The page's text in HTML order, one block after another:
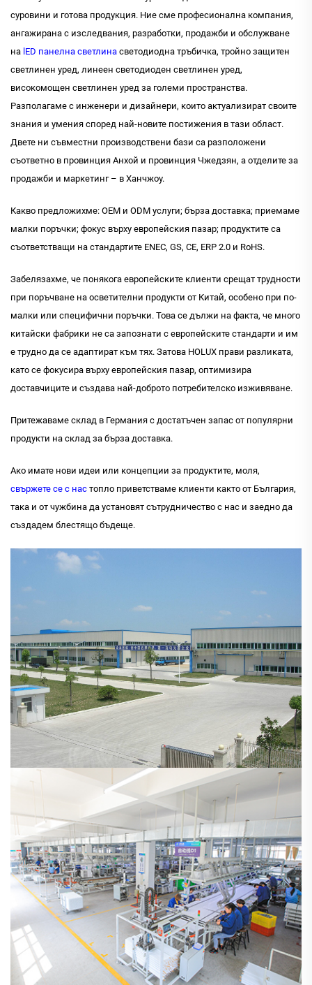
суровини и готова продукция. Ние сме професионална компания,
ангажирана с изследвания, разработки, продажби и обслужване
на lED панелна светлина светодиодна тръбичка, тройно защитен
светлинен уред, линеен светодиоден светлинен уред,
високомощен светлинен уред за големи пространства.
Разполагаме с инженери и дизайнери, които актуализират своите
знания и умения според най-новите постижения в тази област.
Двете ни съвместни производствени бази са разположени
съответно в провинция Анхой и провинция Чжедзян, а отделите за
продажби и маркетинг – в Ханчжоу.
Какво предложихме: OEM и ODM услуги; бърза доставка; приемаме
малки поръчки; фокус върху европейския пазар; продуктите са
съответстващи на стандартите ENEC, GS, CE, ERP 2.0 и RoHS.
Забелязахме, че понякога европейските клиенти срещат трудности
при поръчване на осветителни продукти от Китай, особено при по-
малки или специфични поръчки. Това се дължи на факта, че много
китайски фабрики не са запознати с европейските стандарти и им
е трудно да се адаптират към тях. Затова HOLUX прави разликата,
като се фокусира върху европейския пазар, оптимизира
доставчиците и създава най-доброто потребителско изживяване.
Притежаваме склад в Германия с достатъчен запас от популярни
продукти на склад за бърза доставка.
Ако имате нови идеи или концепции за продуктите, моля,
свържете се с нас топло приветстваме клиенти както от България,
така и от чужбина да установят сътрудничество с нас и заедно да
създадем блестящо бъдеще.